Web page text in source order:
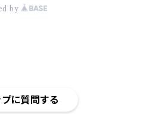
プに質問する
by